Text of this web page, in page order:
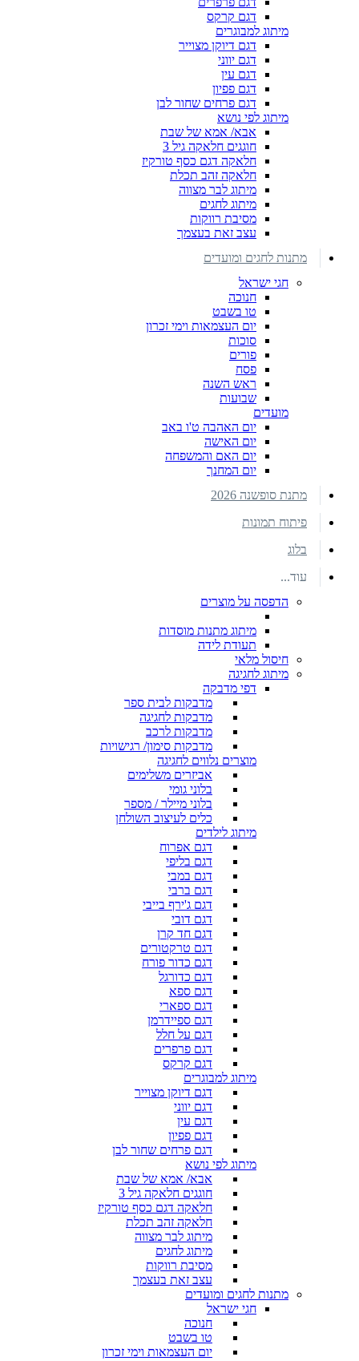
דגם קרקס
מיתוג למבוגרים
דגם דיוקן מצוייר
דגם יווני
דגם עין
דגם פפיון
דגם פרחים שחור לבן
מיתוג לפי נושא
אבא/ אמא של שבת
חוגגים חלאקה גיל 3
חלאקה דגם כסף טורקיז
חלאקה זהב תכלת
מיתוג לבר מצווה
מיתוג לחגים
מסיבת רווקות
עצב זאת בעצמך
מתנות לחגים ומועדים
חגי ישראל
חנוכה
טו בשבט
יום העצמאות וימי זכרון
סוכות
פורים
פסח
ראש השנה
שבועות
מועדים
יום האהבה ט'ו באב
יום האישה
יום האם והמשפחה
יום המחנך
מתנת סופשנה 2026
פיתוח תמונות
בלוג
עוד...
הדפסה על מוצרים
מיתוג מתנות מוסדות
תעודת לידה
חיסול מלאי
מיתוג לחגיגה
דפי מדבקה
מדבקות לבית ספר
מדבקות לחגיגה
מדבקות לרכב
מדבקות סימון/ רגישויות
מוצרים נלווים לחגיגה
אביזרים משלימים
בלוני גומי
בלוני מיילר / מספר
כלים לעיצוב השולחן
מיתוג לילדים
דגם אפרוח
דגם בליפי
דגם במבי
דגם ברבי
דגם ג'ירף בייבי
דגם דובי
דגם חד קרן
דגם טרקטורים
דגם כדור פורח
דגם כדורגל
דגם ספא
דגם ספארי
דגם ספיידרמן
דגם על חלל
דגם פרפרים
דגם קרקס
מיתוג למבוגרים
דגם דיוקן מצוייר
דגם יווני
דגם עין
דגם פפיון
דגם פרחים שחור לבן
מיתוג לפי נושא
אבא/ אמא של שבת
חוגגים חלאקה גיל 3
חלאקה דגם כסף טורקיז
חלאקה זהב תכלת
מיתוג לבר מצווה
מיתוג לחגים
מסיבת רווקות
עצב זאת בעצמך
מתנות לחגים ומועדים
חגי ישראל
חנוכה
טו בשבט
יום העצמאות וימי זכרון